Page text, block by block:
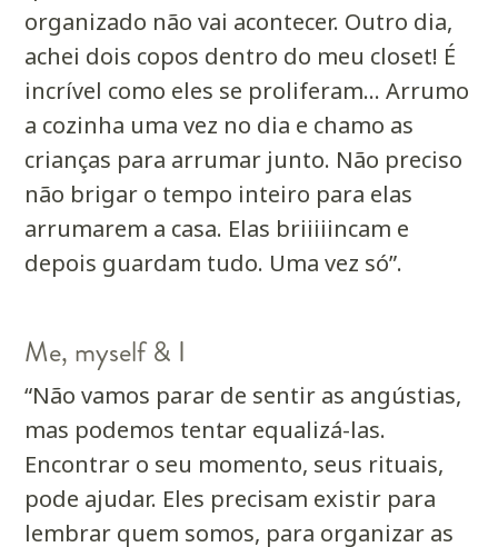
organizado não vai acontecer. Outro dia,
achei dois copos dentro do meu closet! É
incrível como eles se proliferam… Arrumo
a cozinha uma vez no dia e chamo as
crianças para arrumar junto. Não preciso
não brigar o tempo inteiro para elas
arrumarem a casa. Elas briiiiincam e
depois guardam tudo. Uma vez só”.
Me, myself & I
“Não vamos parar de sentir as angústias,
mas podemos tentar equalizá-las.
Encontrar o seu momento, seus rituais,
pode ajudar. Eles precisam existir para
lembrar quem somos, para organizar as